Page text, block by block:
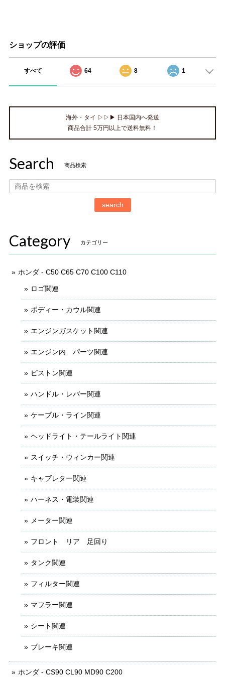
ショップの評価
すべて 64 8 1
海外・タイ ▷▷▶ 日本国内へ発送
商品合計 5万円以上で送料無料！
Search 商品検索
search
Category カテゴリー
ホンダ - C50 C65 C70 C100 C110
ロゴ関連
ボディー・カウル関連
エンジンガスケット関連
エンジン内 パーツ関連
ピストン関連
ハンドル・レバー関連
ケーブル・ライン関連
ヘッドライト・テールライト関連
スイッチ・ウィンカー関連
キャブレター関連
ハーネス・電装関連
メーター関連
フロント リア 足回り
タンク関連
フィルター関連
マフラー関連
シート関連
ブレーキ関連
ホンダ - CS90 CL90 MD90 C200